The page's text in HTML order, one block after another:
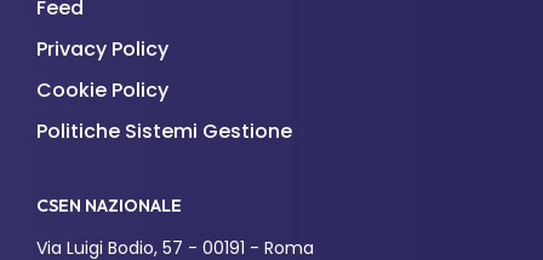
Feed
Privacy Policy
Cookie Policy
Politiche Sistemi Gestione
CSEN NAZIONALE
Via Luigi Bodio, 57 - 00191 - Roma